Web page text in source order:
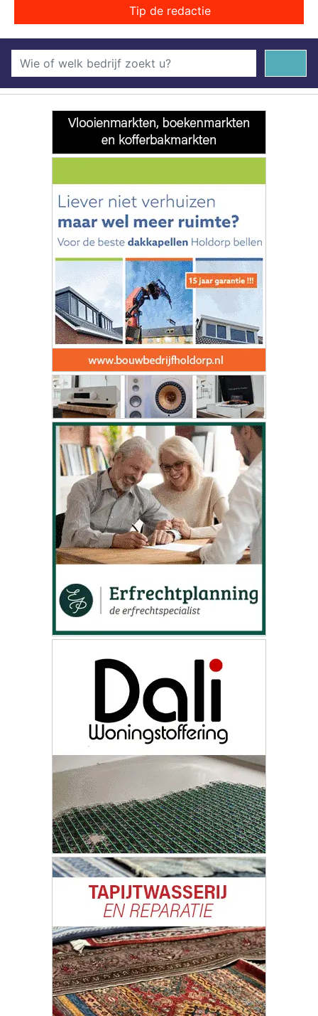
Tip de redactie